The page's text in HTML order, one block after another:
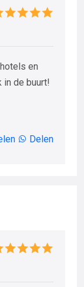
en
in de buurt!
Delen